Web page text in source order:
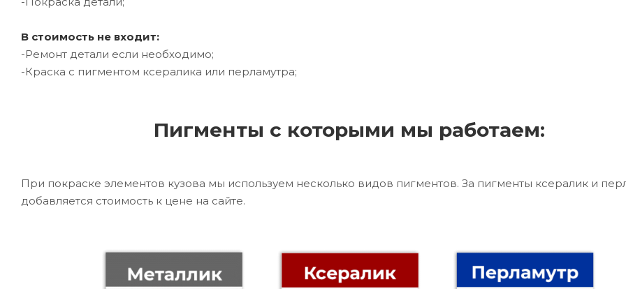
В стоимость не входит:
-Ремонт детали если необходимо;
-Краска с пигментом ксералика или перламутра;
Пигменты с которыми мы работаем:
При покраске элементов кузова мы используем несколько видов пигментов. За пигменты ксералик и
добавляется стоимость к цене на сайте.